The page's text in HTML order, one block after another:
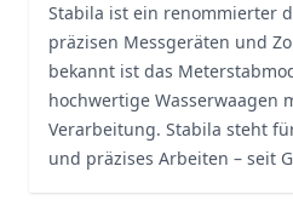
Stabila ist ein renommierter
präzisen Messgeräten und
bekannt ist das
hochwertige Wasserwaagen
Verarbeitung. Stabila steht
und präzises Arbeiten – seit